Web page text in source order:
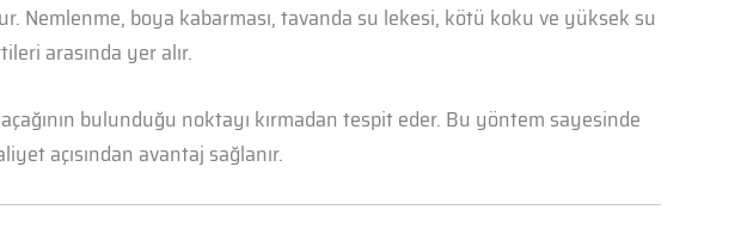
Nemlenme, boya kabarması, tavanda su lekesi, kötü koku ve yüksek su
arasında yer alır.
bulunduğu noktayı kırmadan tespit eder. Bu yöntem sayesinde
açısından avantaj sağlanır.